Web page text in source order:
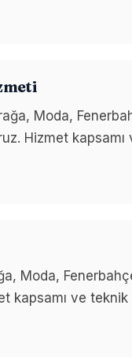
Moda,
Hizmet
Moda,
ve